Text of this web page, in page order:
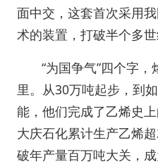
面中交，这套首次采用
术的装置，打破半个多
“为国争气”四个字
里。从30万吨起步，到
能，他们完成了乙烯史上
大庆石化累计生产乙烯
破年产量百万吨大关，